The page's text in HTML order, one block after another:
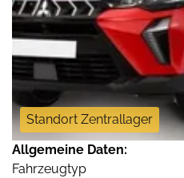
Standort Zentrallager
Allgemeine Daten:
Fahrzeugtyp